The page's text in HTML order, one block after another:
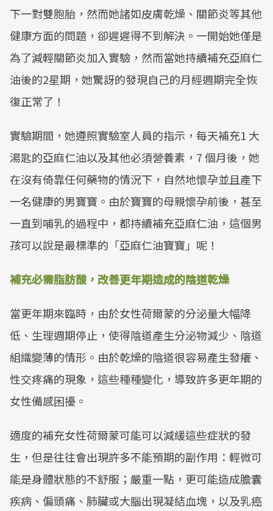
下一對雙胞胎，然而她諸如皮膚乾燥、關節炎等其他
健康方面的問題，卻遲遲得不到解決。一開始她僅是
為了減輕關節炎加入實驗，然而當她持續補充亞麻仁
油後的2星期，她驚訝的發現自己的月經週期完全恢
復正常了！
實驗期間，她遵照實驗室人員的指示，每天補充1 大
湯匙的亞麻仁油以及其他必須營養素，7 個月後，她
在沒有倚靠任何藥物的情況下，自然地懷孕並且產下
一名健康的男寶寶。由於寶寶的母親懷孕前後，甚至
一直到哺乳的過程中，都持續補充亞麻仁油，這個男
孩可以說是最標準的「亞麻仁油寶寶」呢！
補充必需脂肪酸，改善更年期造成的陰道乾燥
當更年期來臨時，由於女性荷爾蒙的分泌量大幅降
低、生理週期停止，使得陰道產生分泌物減少、陰道
組織變薄的情形。由於乾燥的陰道很容易產生發癢、
性交疼痛的現象，這些種種變化，導致許多更年期的
女性備感困擾。
適度的補充女性荷爾蒙可能可以減緩這些症狀的發
生，但是往往會出現許多不能預期的副作用：輕微可
能是身體狀態的不舒服；嚴重一點，更可能造成膽囊
疾病、偏頭痛、肺臟或大腦出現凝結血塊，以及乳癌